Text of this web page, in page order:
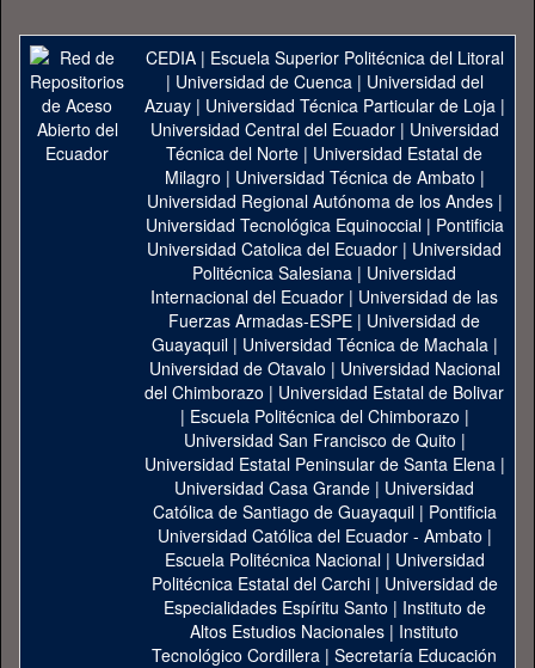
CEDIA| Escuela Superior Politécnica del Litoral
| Universidad de Cuenca| Universidad del
Azuay| Universidad Técnica Particular de Loja|
Universidad Central del Ecuador| Universidad
Técnica del Norte | Universidad Estatal de
Milagro | Universidad Técnica de Ambato |
Universidad Regional Autónoma de los Andes|
Universidad Tecnológica Equinoccial| Pontificia
Universidad Catolica del Ecuador | Universidad
Politécnica Salesiana | Universidad
Internacional del Ecuador | Universidad de las
Fuerzas Armadas-ESPE | Universidad de
Guayaquil| Universidad Técnica de Machala|
Universidad de Otavalo | Universidad Nacional
del Chimborazo | Universidad Estatal de Bolivar
| Escuela Politécnica del Chimborazo |
Universidad San Francisco de Quito |
Universidad Estatal Peninsular de Santa Elena|
Universidad Casa Grande | Universidad
Católica de Santiago de Guayaquil| Pontificia
Universidad Católica del Ecuador - Ambato |
Escuela Politécnica Nacional| Universidad
Politécnica Estatal del Carchi| Universidad de
Especialidades Espíritu Santo | Instituto de
Altos Estudios Nacionales | Instituto
Tecnológico Cordillera | Secretaría Educación